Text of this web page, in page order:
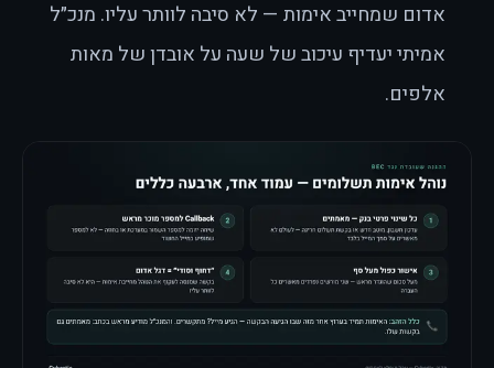
אדום שמחייב אימות — לא סיבה לוותר עליו. מנכ״ל
אמיתי יעדיף עיכוב של שעה על אובדן של מאות
אלפים.